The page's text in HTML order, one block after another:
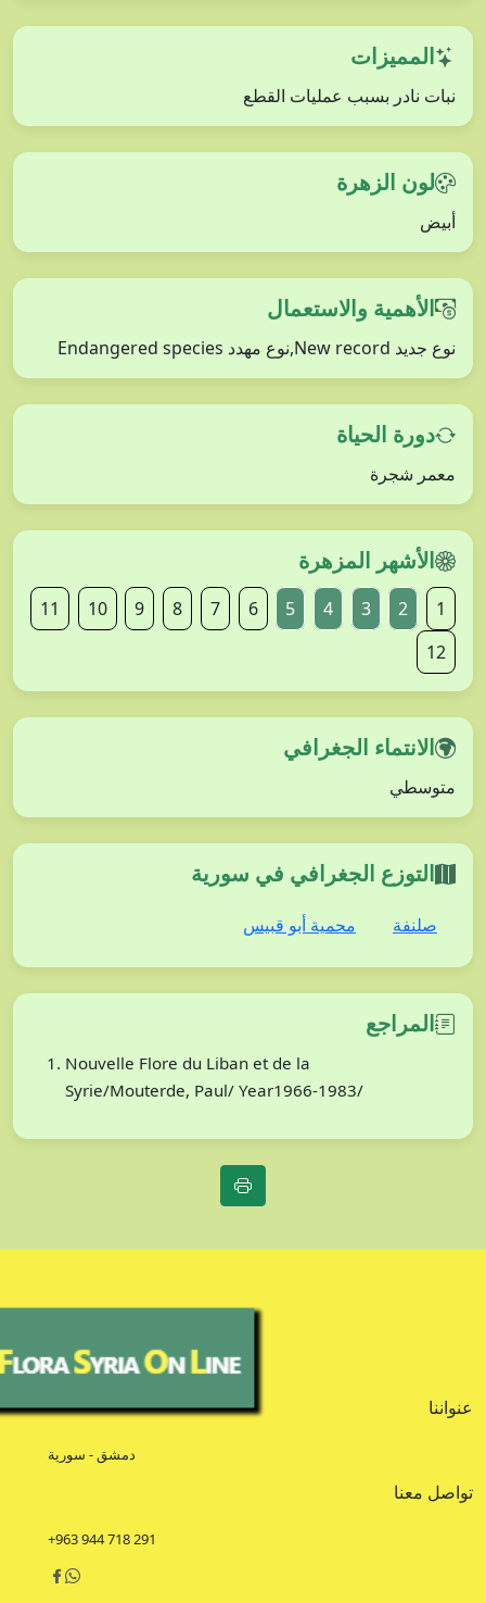
المميزات
نبات نادر بسبب عمليات القطع
لون الزهرة
أبيض
الأهمية والاستعمال
نوع جديد New record,نوع مهدد Endangered species
دورة الحياة
معمر شجرة
الأشهر المزهرة
1
2
3
4
5
6
7
8
9
10
11
12
الانتماء الجغرافي
متوسطي
التوزع الجغرافي في سورية
صلنفة محمية أبو قبيس
المراجع
Nouvelle Flore du Liban et de la
Syrie/Mouterde, Paul/ Year1966-1983/
عنواننا
دمشق - سورية
تواصل معنا
+963 944 718 291